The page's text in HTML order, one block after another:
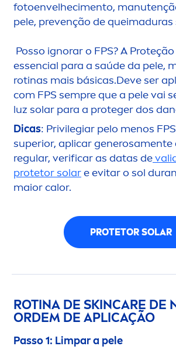
fotoenvelhecimento,
pele, prevenção de queimaduras
Posso ignorar o FPS? A
essencial para a saúde da pele,
rotinas mais básicas.Deve ser
com FPS sempre que a pele vai
luz solar para a proteger dos
Dicas: Privilegiar pelo menos
superior, aplicar generosamente
regular, verificar as datas de
protetor solare evitar o sol
maior calor.
PROTETOR SOLAR
ROTINA DE SKINCARE DE
ORDEM DE APLICAÇÃO
Passo 1: Limpar a pele